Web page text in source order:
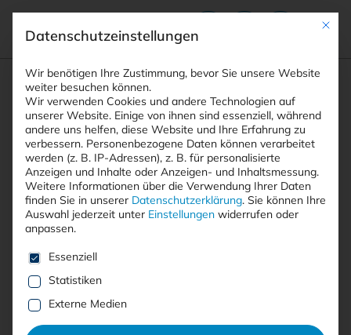
Suchfeld
Suchen
Breadcrumb-Navigation
STARTSEITE MITARBEITER
Alle Beiträge mit dem
Schlagwort “Mitarbeiter”
Mit
Datenschutzeinstellungen
Wir benötigen Ihre Zustimmung, bevor Sie unsere Website
weiter besuchen können.
Wir verwenden Cookies und andere Technologien auf
unserer Website. Einige von ihnen sind essenziell, während
andere uns helfen, diese Website und Ihre Erfahrung zu
verbessern. Personenbezogene Daten können verarbeitet
werden (z. B. IP-Adressen), z. B. für personalisierte
Anzeigen und Inhalte oder Anzeigen- und Inhaltsmessung.
Weitere Informationen über die Verwendung Ihrer Daten
finden Sie in unserer Datenschutzerklärung. Sie können Ihre
Auswahl jederzeit unter Einstellungen widerrufen oder
anpassen.
Es folgt eine Liste der Service-Gruppen, für die eine
Essenziell
Statistiken
Externe Medien